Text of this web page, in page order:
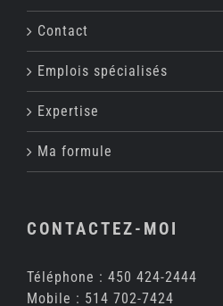
Contact
Emplois spécialisés
Expertise
Ma formule
CONTACTEZ-MOI
Téléphone : 450 424-2444
Mobile : 514 702-7424